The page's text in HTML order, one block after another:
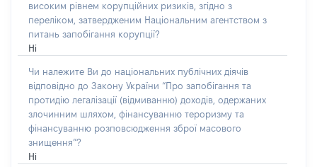
високим рівнем корупційних ризиків, згідно з
переліком, затвердженим Національним агентством з
питань запобігання корупції?
Ні
Чи належите Ви до національних публічних діячів
відповідно до Закону України “Про запобігання та
протидію легалізації (відмиванню) доходів, одержаних
злочинним шляхом, фінансуванню тероризму та
фінансуванню розповсюдження зброї масового
знищення”?
Ні